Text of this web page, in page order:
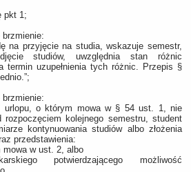
pkt 1;
na przyjęcie na studia, wskazuje semestr,
studiów, uwzględnia stan różnic
termin uzupełnienia tych różnic. Przepis §
urlopu, o którym mowa w § 54 ust. 1, nie
kolejnego semestru, student
kontynuowania studiów albo złożenia
przedstawienia:
mowa w ust. 2, albo
potwierdzającego możliwość